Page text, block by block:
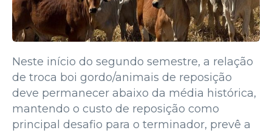
Neste início do segundo semestre, a relação
de troca boi gordo/animais de reposição
deve permanecer abaixo da média histórica,
mantendo o custo de reposição como
principal desafio para o terminador, prevê a